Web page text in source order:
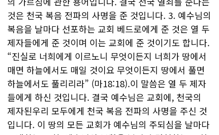
것은 천국 복음 전파의 사명을 준 것입니다. 3. 예수님의
복음을 날마다 선포하는 교회 베드로에게 준 것은 열 두
제자들에게 준 것이며 이는 교회에 준 것이기도 합니다.
“진실로 너희에게 이르노니 무엇이든지 너희가 땅에서
매면 하늘에서도 매일 것이요 무엇이든지 땅에서 풀면
하늘에서도 풀리리라” (마18:18).이 말씀은 열 두 제자
들에게 하신 것입니다. 결국 예수님은 교회에, 천국의
제자된우리 모두에게 천국 복음 전파의 사명을 주신 것
입니다. 이 땅의 모든 교회가 예수님의 주되심을 날마다